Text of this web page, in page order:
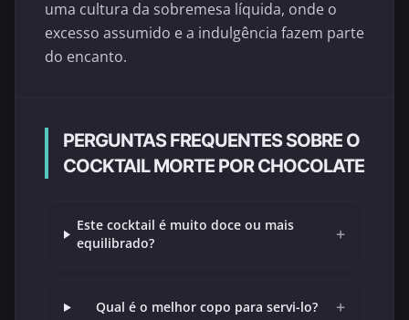
uma cultura da sobremesa líquida, onde o
excesso assumido e a indulgência fazem parte
do encanto.
PERGUNTAS FREQUENTES SOBRE O
COCKTAIL MORTE POR CHOCOLATE
Este cocktail é muito doce ou mais
equilibrado?
+
Qual é o melhor copo para servi-lo? +